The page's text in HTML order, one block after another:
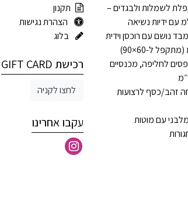
לשמלות ולבגדים –
נושם עם רוכסן וידית
לחליפה, מכנסיים
זהב/כסף לרצועות
עם מוטות
תקנון
הצהרת נגישות
בלוג
רכישת GIFT CARD
לחצו לקניה
עקבו אחרינו